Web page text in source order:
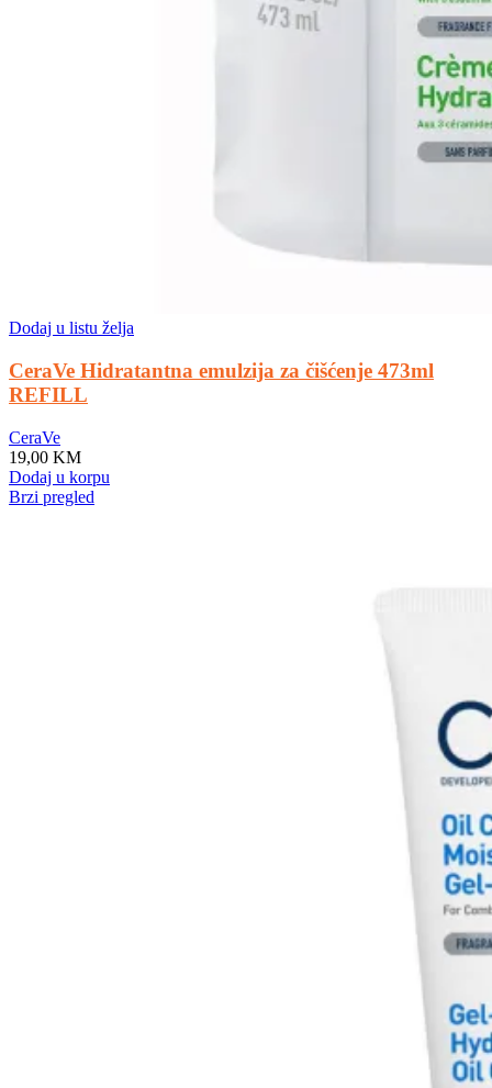
Dodaj u listu želja
CeraVe Hidratantna emulzija za čišćenje 473ml
REFILL
CeraVe
19,00 KM
Dodaj u korpu
Brzi pregled